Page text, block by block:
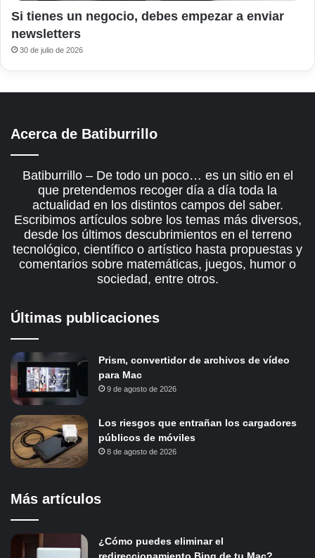
Si tienes un negocio, debes empezar a enviar
newsletters
30 de julio de 2026
Acerca de Batiburrillo
Batiburrillo – De todo un poco… es un sitio en el
que pretendemos recoger día a día toda la
actualidad en los distintos campos del saber.
Escribimos artículos sobre los temas más diversos,
desde los últimos descubrimientos en el terreno
tecnológico, científico o artístico hasta propuestas y
comentarios sobre matemáticas, juegos, humor o
sociedad, entre otros.
Últimas publicaciones
Prism, convertidor de archivos de vídeo
para Mac
9 de agosto de 2026
Los riesgos que entrañan los cargadores
públicos de móviles
8 de agosto de 2026
Más artículos
¿Cómo puedes eliminar el
redireccionamiento Bing de tu Mac?